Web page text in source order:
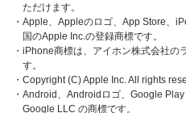
ただけます。
・Apple、Appleのロゴ、App Store、
国のApple Inc.の登録商標です。
・iPhone商標は、アイホン株式会社の
す。
・Copyright (C) Apple Inc. All rights
・Android、Androidロゴ、Google
Google LLC の商標です。